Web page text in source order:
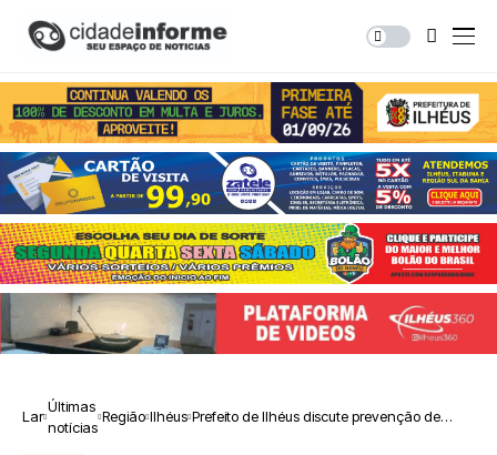
Lar
Últimas
notícias
Região Ilhéus Prefeito de Ilhéus discute prevenção de